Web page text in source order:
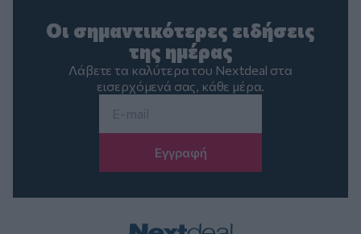
Οι σημαντικότερες ειδήσεις
της ημέρας
Λάβετε τα καλύτερα του Nextdeal στα
εισερχόμενά σας, κάθε μέρα.